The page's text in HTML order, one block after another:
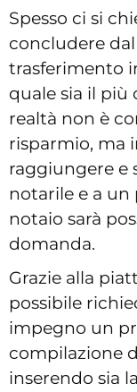
Spesso ci si
concludere
trasferimento
quale sia il più
realtà non è
risparmio, ma
raggiungere e
notarile e a
notaio sarà
domanda.
Grazie alla
possibile
impegno un
compilazione
inserendo sia